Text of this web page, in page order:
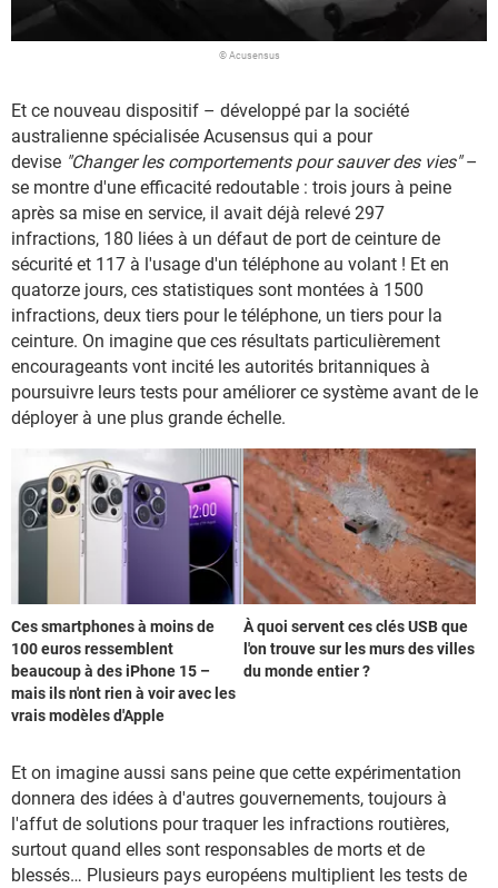
© Acusensus
Et ce nouveau dispositif – développé par la société
australienne spécialisée Acusensus qui a pour
devise "Changer les comportements pour sauver des vies"–
se montre d'une efficacité redoutable : trois jours à peine
après sa mise en service, il avait déjà relevé 297
infractions, 180 liées à un défaut de port de ceinture de
sécurité et 117 à l'usage d'un téléphone au volant ! Et en
quatorze jours, ces statistiques sont montées à 1500
infractions, deux tiers pour le téléphone, un tiers pour la
ceinture. On imagine que ces résultats particulièrement
encourageants vont incité les autorités britanniques à
poursuivre leurs tests pour améliorer ce système avant de le
déployer à une plus grande échelle.
Ces smartphones à moins de
100 euros ressemblent
beaucoup à des iPhone 15 –
mais ils n'ont rien à voir avec les
vrais modèles d'Apple
À quoi servent ces clés USB que
l'on trouve sur les murs des villes
du monde entier ?
Et on imagine aussi sans peine que cette expérimentation
donnera des idées à d'autres gouvernements, toujours à
l'affut de solutions pour traquer les infractions routières,
surtout quand elles sont responsables de morts et de
blessés… Plusieurs pays européens multiplient les tests de